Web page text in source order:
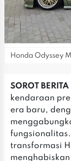
Honda Odyssey
SOROT
kendaraan
era baru,
transformasi